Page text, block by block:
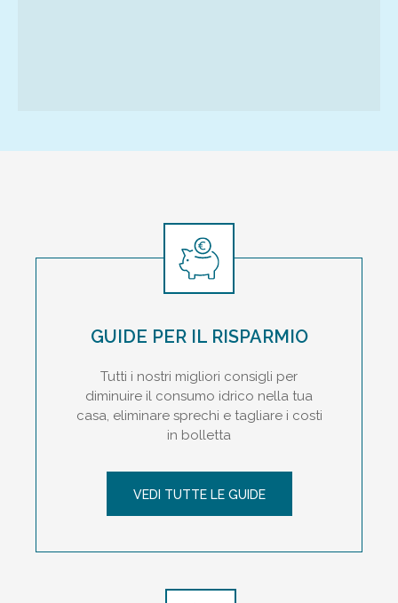
GUIDE PER IL RISPARMIO
Tutti i nostri migliori consigli per
diminuire il consumo idrico nella tua
casa, eliminare sprechi e tagliare i costi
in bolletta
VEDI TUTTE LE GUIDE